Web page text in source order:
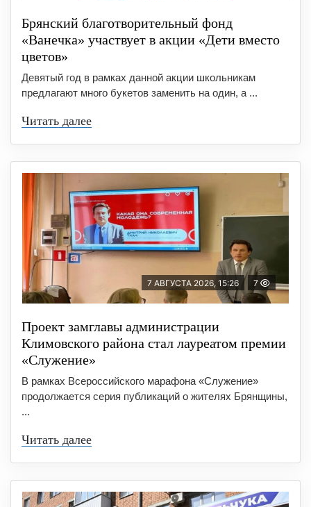
Брянский благотворительный фонд
«Ванечка» участвует в акции «Дети вместо
цветов»
Девятый год в рамках данной акции школьникам
предлагают много букетов заменить на один, а ...
Читать далее
7 АВГУСТА 2026, 15:26 7
Проект замглавы администрации
Климовского района стал лауреатом премии
«Служение»
В рамках Всероссийского марафона «Служение»
продолжается серия публикаций о жителях Брянщины,
...
Читать далее